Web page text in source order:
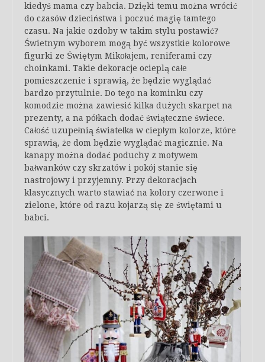
kiedyś mama czy babcia. Dzięki temu można wrócić
do czasów dzieciństwa i poczuć magię tamtego
czasu. Na jakie ozdoby w takim stylu postawić?
Świetnym wyborem mogą być wszystkie kolorowe
figurki ze Świętym Mikołajem, reniferami czy
choinkami. Takie dekoracje ocieplą całe
pomieszczenie i sprawią, że będzie wyglądać
bardzo przytulnie. Do tego na kominku czy
komodzie można zawiesić kilka dużych skarpet na
prezenty, a na półkach dodać świąteczne świece.
Całość uzupełnią światełka w ciepłym kolorze, które
sprawią, że dom będzie wyglądać magicznie. Na
kanapy można dodać poduchy z motywem
bałwanków czy skrzatów i pokój stanie się
nastrojowy i przyjemny. Przy dekoracjach
klasycznych warto stawiać na kolory czerwone i
zielone, które od razu kojarzą się ze świętami u
babci.